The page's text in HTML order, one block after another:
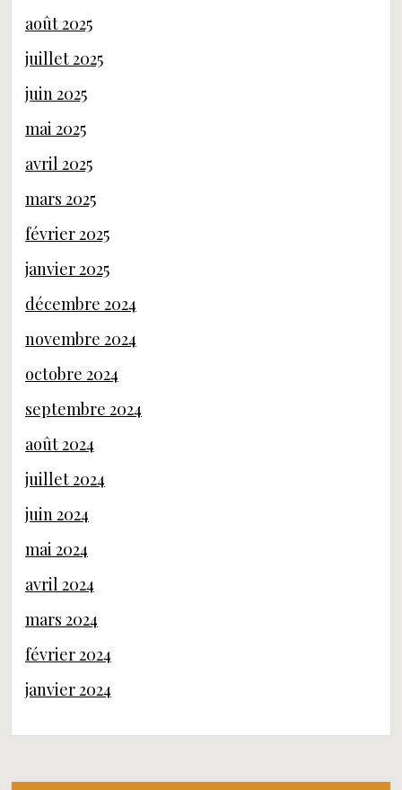
août 2025
juillet 2025
juin 2025
mai 2025
avril 2025
mars 2025
février 2025
janvier 2025
décembre 2024
novembre 2024
octobre 2024
septembre 2024
août 2024
juillet 2024
juin 2024
mai 2024
avril 2024
mars 2024
février 2024
janvier 2024